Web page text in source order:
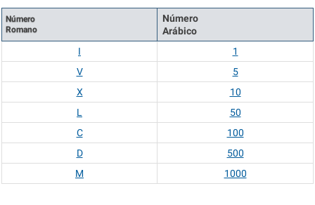
Número
Romano
Número
Arábico
I
1
V
5
X
10
L
50
C
100
D
500
M
1000